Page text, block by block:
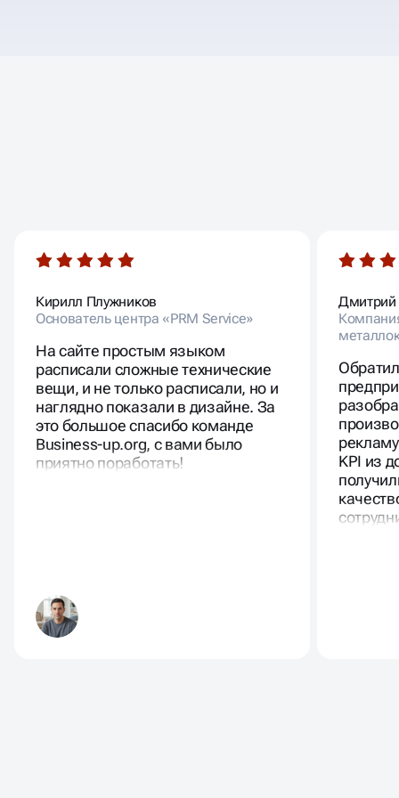
Кирилл Плужников
Основатель центра «PRM Service»
На сайте простым языком
расписали сложные технические
вещи, и не только расписали, но и
наглядно показали в дизайне. За
это большое спасибо команде
Business-up.org, с вами было
приятно поработать!
Дмитрий
KPI из